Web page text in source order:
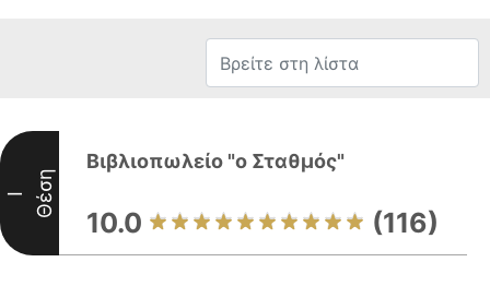
I Θέση
Βιβλιοπωλείο "ο Σταθμός"
10.0 (116)